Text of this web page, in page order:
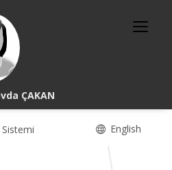
ÇAKAN
English